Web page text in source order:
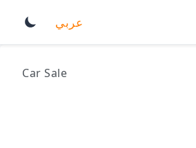
عربي
Car Sale